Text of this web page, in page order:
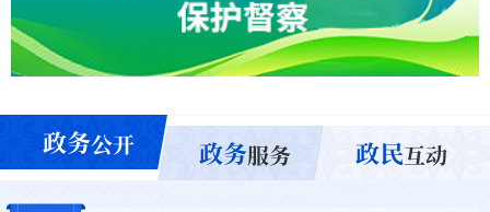
政务公开 政务服务 政民互动